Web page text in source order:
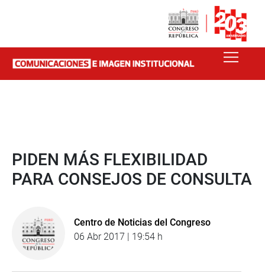
PIDEN MÁS FLEXIBILIDAD
PARA CONSEJOS DE CONSULTA
Centro de Noticias del Congreso
06 Abr 2017 | 19:54 h